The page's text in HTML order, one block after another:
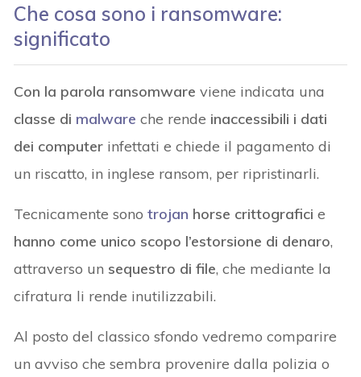
Che cosa sono i ransomware:
significato
Con la parola ransomware viene indicata una
classe di malware che rende inaccessibili i dati
dei computer infettati e chiede il pagamento di
un riscatto, in inglese ransom, per ripristinarli.
Tecnicamente sonotrojan horse crittografici e
hanno come unico scopo l’estorsione di denaro,
attraverso un sequestro di file, che mediante la
cifratura li rende inutilizzabili.
Al posto del classico sfondo vedremo comparire
un avviso che sembra provenire dalla polizia o